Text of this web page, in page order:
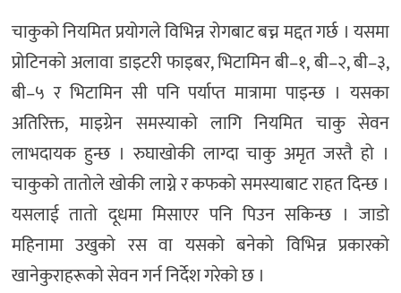
चाकुको नियमित प्रयोगले विभिन्न रोगबाट बच्न मद्दत गर्छ । यसमा
प्रोटिनको अलावा डाइटरी फाइबर, भिटामिन बी–१, बी–२, बी–३,
बी–५ र भिटामिन सी पनि पर्याप्त मात्रामा पाइन्छ । यसका
अतिरिक्त, माइग्रेन समस्याको लागि नियमित चाकु सेवन
लाभदायक हुन्छ । रुघाखोकी लाग्दा चाकु अमृत जस्तै हो ।
चाकुको तातोले खोकी लाग्ने र कफको समस्याबाट राहत दिन्छ ।
यसलाई तातो दूधमा मिसाएर पनि पिउन सकिन्छ । जाडो
महिनामा उखुको रस वा यसको बनेको विभिन्न प्रकारको
खानेकुराहरूको सेवन गर्न निर्देश गरेको छ ।